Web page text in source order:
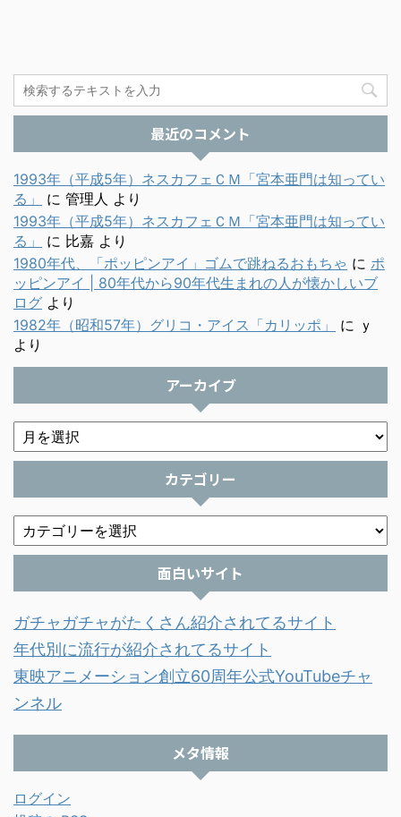
最近のコメント
1993年（平成5年）ネスカフェＣＭ「宮本亜門は知ってい
る」
に 管理人 より
1993年（平成5年）ネスカフェＣＭ「宮本亜門は知ってい
る」
に 比嘉 より
1980年代、「ポッピンアイ」ゴムで跳ねるおもちゃ に ポ
ッピンアイ | 80年代から90年代生まれの人が懐かしいブ
ログ より
1982年（昭和57年）グリコ・アイス「カリッポ」
に ｙ
より
アーカイブ
カテゴリー
面白いサイト
ガチャガチャがたくさん紹介されてるサイト
年代別に流行が紹介されてるサイト
東映アニメーション創立60周年公式YouTubeチャ
ンネル
メタ情報
ログイン